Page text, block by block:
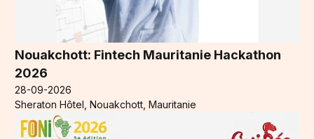
Nouakchott: Fintech Mauritanie Hackathon
2026
28-09-2026
Sheraton Hôtel, Nouakchott, Mauritanie